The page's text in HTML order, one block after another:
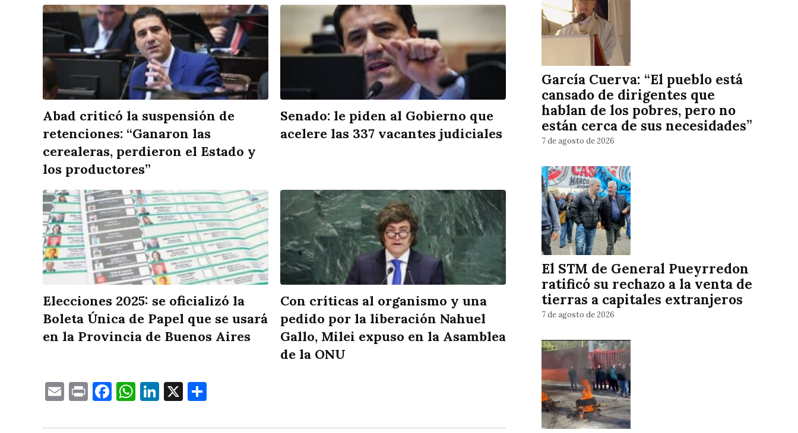
Abad criticó la suspensión de
retenciones: “Ganaron las
cerealeras, perdieron el Estado y
los productores”
Senado: le piden al Gobierno que
acelere las 337 vacantes judiciales
Elecciones 2025: se oficializó la
Boleta Única de Papel que se usará
en la Provincia de Buenos Aires
Con críticas al organismo y una
pedido por la liberación Nahuel
Gallo, Milei expuso en la Asamblea
de la ONU
EmailPrintFacebook
WhatsApp
LinkedIn
X
García Cuerva: “El pueblo está
cansado de dirigentes que
hablan de los pobres, pero no
están cerca de sus necesidades”
7 de agosto de 2026
El STM de General Pueyrredon
ratificó su rechazo a la venta de
tierras a capitales extranjeros
7 de agosto de 2026